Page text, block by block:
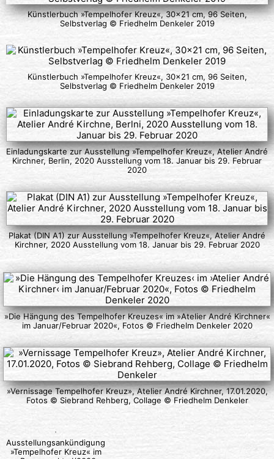
Künstlerbuch »Tempelhofer Kreuz«, 30×21 cm, 96 Seiten,
Selbstverlag © Friedhelm Denkeler 2019
Künstlerbuch »Tempelhofer Kreuz«, 30×21 cm, 96 Seiten,
Selbstverlag © Friedhelm Denkeler 2019
Einladungskarte zur Ausstellung »Tempelhofer Kreuz«, Atelier André
Kirchner, Berlin, 2020 Ausstellung vom 18. Januar bis 29. Februar
2020
Plakat (DIN A1) zur Ausstellung »Tempelhofer Kreuz«, Atelier André
Kirchner, 2020 Ausstellung vom 18. Januar bis 29. Februar 2020
»Die Hängung des Tempelhofer Kreuzes« im »Atelier André Kirchner«
im Januar/Februar 2020«, Fotos © Friedhelm Denkeler 2020
»Vernissage Tempelhofer Kreuz», Atelier André Kirchner, 17.01.2020,
Fotos © Siebrand Rehberg, Collage © Friedhelm Denkeler
Ausstellungsankündigung
»Tempelhofer Kreuz« im